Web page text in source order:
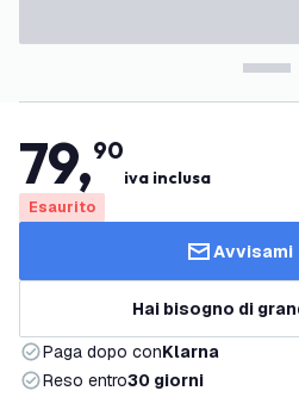
79,90
iva inclusa
Esaurito
Avvisami
Hai bisogno di
Paga dopo conKlarna
Reso entro30 giorni